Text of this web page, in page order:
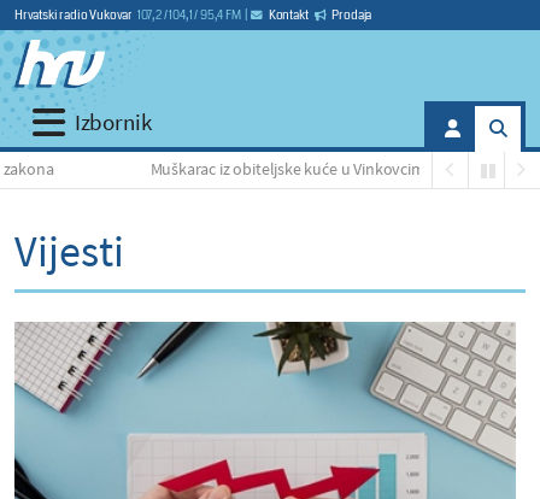
Hrvatski radio Vukovar 107,2 / 104,1 / 95,4 FM Kontakt Prodaja
Izbornik
Muškarac iz obiteljske kuće u Vinkovcima otuđio nekoliko potrepština
Vijesti